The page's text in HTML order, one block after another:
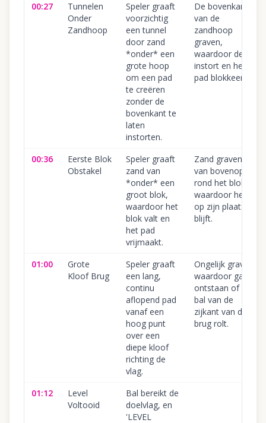
00:27
Tunnelen
Onder
Zandhoop
Speler graaft
voorzichtig
een tunnel
door zand
*onder* een
grote hoop
om een pad
te creëren
zonder de
bovenkant te
laten
instorten.
De bovenkant
van de
zandhoop
graven,
waardoor deze
instort en het
pad blokkeert.
00:36
Eerste Blok
Obstakel
Speler graaft
zand van
*onder* een
groot blok,
waardoor het
blok valt en
het pad
vrijmaakt.
Zand graven
van bovenop of
rond het blok,
waardoor het
op zijn plaats
blijft.
01:00
Grote
Kloof Brug
Speler graaft
een lang,
continu
aflopend pad
vanaf een
hoog punt
over een
diepe kloof
richting de
vlag.
Ongelijk graven,
waardoor gaten
ontstaan of de
bal van de
zijkant van de
brug rolt.
01:12
Level
Voltooid
Bal bereikt de
doelvlag, en
'LEVEL